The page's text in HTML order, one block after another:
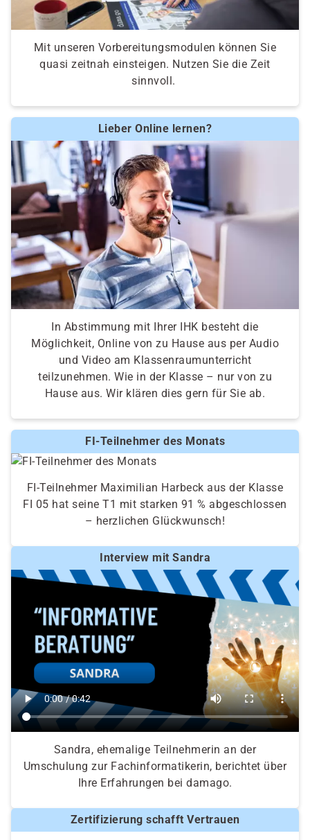
Mit unseren Vorbereitungsmodulen können Sie
quasi zeitnah einsteigen. Nutzen Sie die Zeit
sinnvoll.
Lieber Online lernen?
In Abstimmung mit Ihrer IHK besteht die
Möglichkeit, Online von zu Hause aus per Audio
und Video am Klassenraumunterricht
teilzunehmen. Wie in der Klasse – nur von zu
Hause aus. Wir klären dies gern für Sie ab.
FI-Teilnehmer des Monats
FI-Teilnehmer Maximilian Harbeck aus der Klasse
FI 05 hat seine T1 mit starken 91 % abgeschlossen
– herzlichen Glückwunsch!
Interview mit Sandra
Sandra, ehemalige Teilnehmerin an der
Umschulung zur Fachinformatikerin, berichtet über
Ihre Erfahrungen bei damago.
Zertifizierung schafft Vertrauen